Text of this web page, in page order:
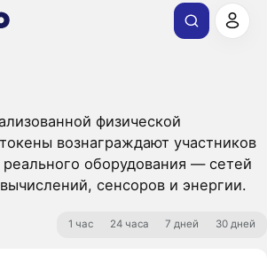
физической
вознаграждают участников
реального оборудования — сетей
сенсоров и энергии.
1 час 24 часа 7 дней 30 дней